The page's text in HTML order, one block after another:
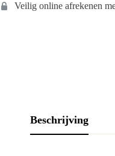
Veilig online afrekenen
Beschrijving